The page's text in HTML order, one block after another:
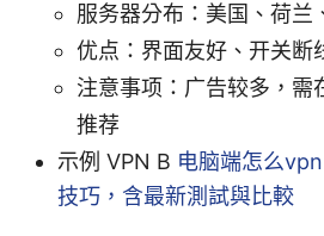
服务器分布：美国、荷兰
优点：界面友好、开关断
注意事项：广告较多，需
推荐
示例 VPN B 电脑端怎么
技巧，含最新測試與比較